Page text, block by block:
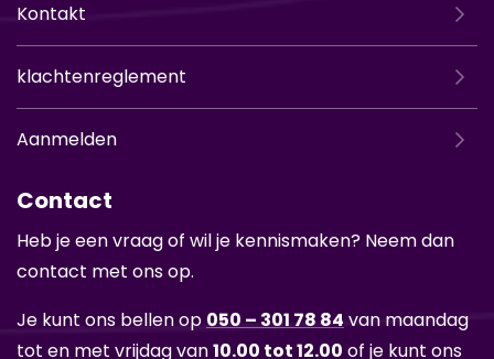
Kontakt
klachtenreglement
Aanmelden
Contact
Heb je een vraag of wil je kennismaken? Neem dan
contact met ons op.
Je kunt ons bellen op 050 – 301 78 84 van maandag
tot en met vrijdag van10.00 tot 12.00 of je kunt ons